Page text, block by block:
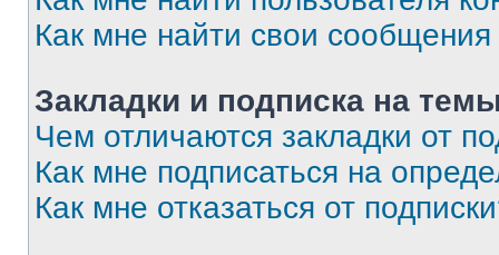
Как мне найти свои
Закладки и подписка на
Чем отличаются закладки от
Как мне подписаться на
Как мне отказаться от